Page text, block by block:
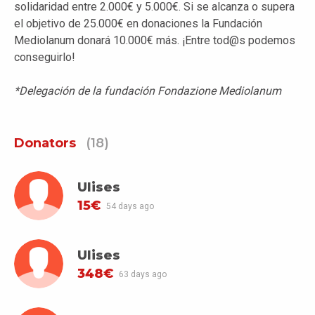
solidaridad entre 2.000€ y 5.000€. Si se alcanza o supera
el objetivo de 25.000€ en donaciones la Fundación
Mediolanum donará 10.000€ más. ¡Entre tod@s podemos
conseguirlo!
*Delegación de la fundación Fondazione Mediolanum
Donators (18)
Ulises
15€
54 days ago
Ulises
348€
63 days ago